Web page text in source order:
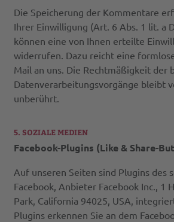
Die Speicherung der Kommentare
Ihrer Einwilligung (Art. 6 Abs. 1 lit. a
können eine von Ihnen erteilte
widerrufen. Dazu reicht eine
Mail an uns. Die Rechtmäßigkeit der
Datenverarbeitungsvorgänge bleibt
unberührt.
5. SOZIALE MEDIEN
Facebook-Plugins (Like & Share-
Auf unseren Seiten sind Plugins des
Facebook, Anbieter Facebook Inc., 1
Park, California 94025, USA,
Plugins erkennen Sie an dem